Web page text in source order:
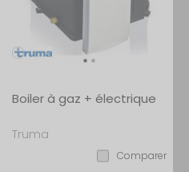
Boiler à gaz + électrique
Truma
Comparer